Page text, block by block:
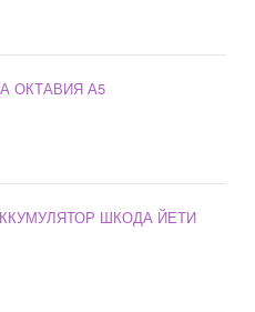
ОКТАВИЯ А5
ШКОДА ЙЕТИ